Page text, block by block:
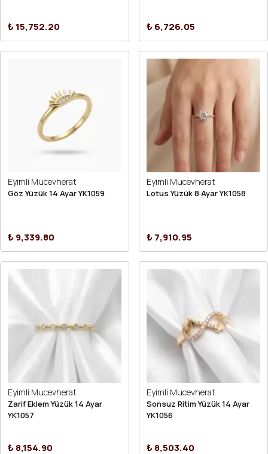
₺ 15,752.20 ₺ 6,726.05
Eyimli Mucevherat
Göz Yüzük 14 Ayar YK1059
₺ 9,339.80
Eyimli Mucevherat
Lotus Yüzük 8 Ayar YK1058
₺ 7,910.95
Eyimli Mucevherat
Zarif Eklem Yüzük 14 Ayar
YK1057
₺ 8,154.90
Eyimli Mucevherat
Sonsuz Ritim Yüzük 14 Ayar
YK1056
₺ 8,503.40